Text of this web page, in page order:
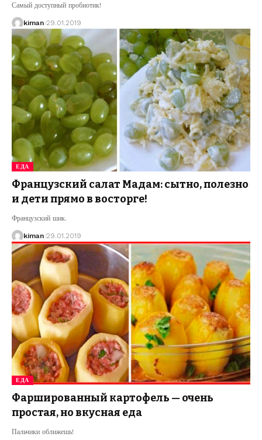
Самый доступный пробиотик!
kiman 29.01.2019
ЕДА
Французский салат Мадам: сытно, полезно
и дети прямо в восторге!
Французский шик.
kiman 29.01.2019
ЕДА
Фаршированный картофель — очень
простая, но вкусная еда
Пальчики оближешь!